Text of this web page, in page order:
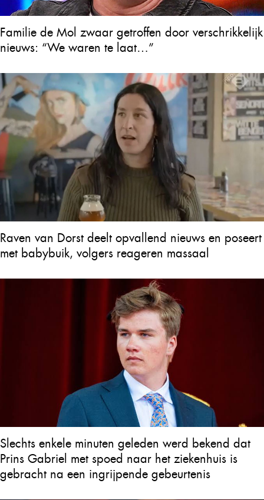
Familie de Mol zwaar getroffen door verschrikkelijk
nieuws: “We waren te laat…”
Raven van Dorst deelt opvallend nieuws en poseert
met babybuik, volgers reageren massaal
Slechts enkele minuten geleden werd bekend dat
Prins Gabriel met spoed naar het ziekenhuis is
gebracht na een ingrijpende gebeurtenis